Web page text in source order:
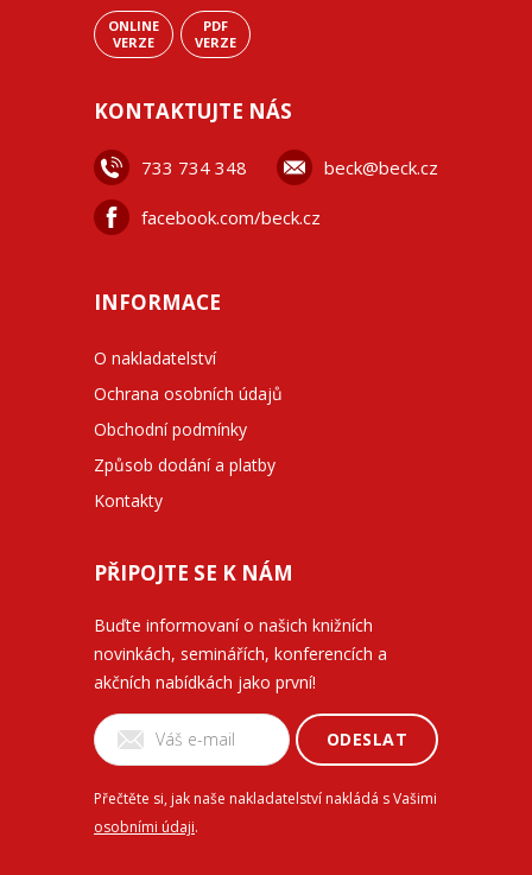
ONLINE
VERZE
PDF
VERZE
KONTAKTUJTE NÁS
733 734 348 beck@beck.cz
facebook.com/beck.cz
INFORMACE
O nakladatelství
Ochrana osobních údajů
Obchodní podmínky
Způsob dodání a platby
Kontakty
PŘIPOJTE SE K NÁM
Buďte informovaní o našich knižních
novinkách, seminářích, konferencích a
akčních nabídkách jako první!
ODESLAT
Přečtěte si, jak naše nakladatelství nakládá s Vašimi
osobními údaji.